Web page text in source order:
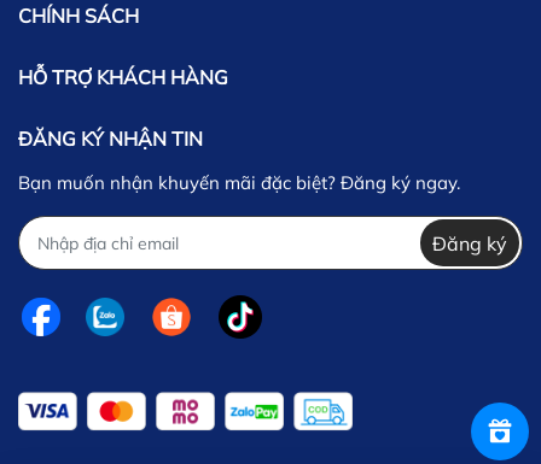
CHÍNH SÁCH
HỖ TRỢ KHÁCH HÀNG
ĐĂNG KÝ NHẬN TIN
Bạn muốn nhận khuyến mãi đặc biệt? Đăng ký ngay.
Đăng ký